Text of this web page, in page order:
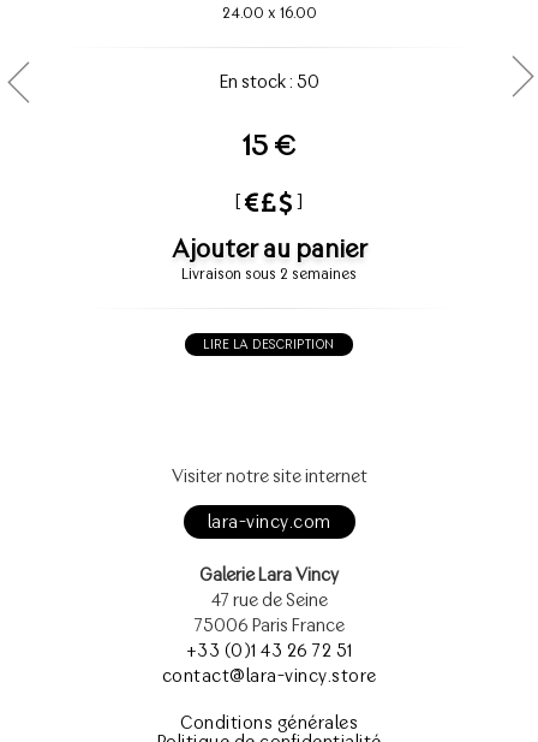
24.00 x 16.00
En stock : 50
15 €
[ ]
Ajouter au panier
Livraison sous 2 semaines
LIRE LA DESCRIPTION
Visiter notre site internet
lara-vincy.com
Galerie Lara Vincy
47 rue de Seine
75006 Paris France
+33 (0)1 43 26 72 51
contact@lara-vincy.store
Conditions générales